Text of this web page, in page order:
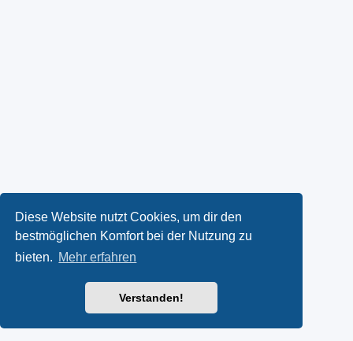
Diese Website nutzt Cookies, um dir den
bestmöglichen Komfort bei der Nutzung zu
bieten. Mehr erfahren
Verstanden!